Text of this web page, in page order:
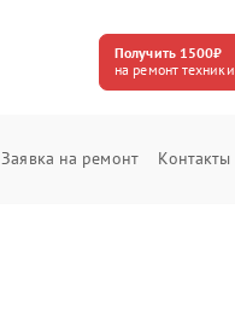
Получить 1500₽
на ремонт техники
Заявка на ремонт Контакты